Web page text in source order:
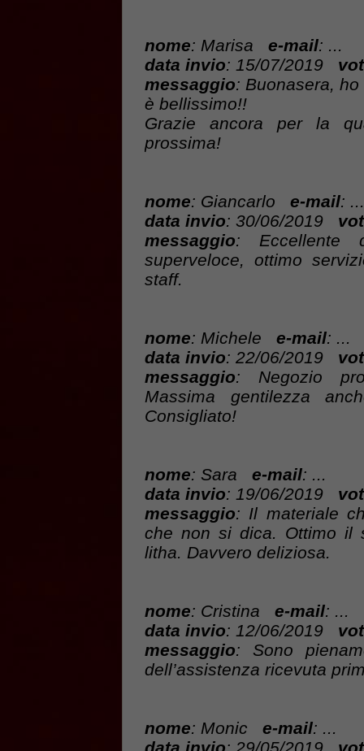
nome: Marisa e-mail: ...
data invio: 15/07/2019
messaggio: Buonasera,
è bellissimo!!
Grazie ancora per la
prossima!
nome: Giancarlo e-mail: ...
data invio: 30/06/2019
messaggio: Eccellente
superveloce, ottimo
staff.
nome: Michele e-mail: ...
data invio: 22/06/2019
messaggio: Negozio
Massima gentilezza
Consigliato!
nome: Sara e-mail: ...
data invio: 19/06/2019
messaggio: Il materiale
che non si dica. Ottimo il
litha. Davvero deliziosa.
nome: Cristina e-mail: ...
data invio: 12/06/2019
messaggio: Sono
dell’assistenza ricevuta
nome: Monic e-mail: ...